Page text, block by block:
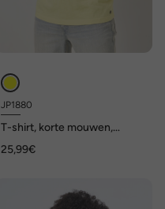
JP1880
T-shirt, korte mouwen,
25,99€